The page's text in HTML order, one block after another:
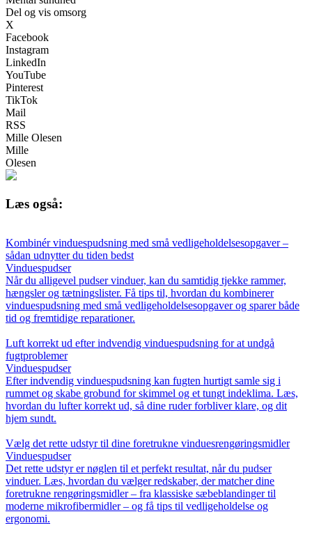
Del og vis omsorg
X
Facebook
Instagram
LinkedIn
YouTube
Pinterest
TikTok
Mail
RSS
Mille Olesen
Mille
Olesen
Læs også:
Kombinér vinduespudsning med små vedligeholdelsesopgaver –
sådan udnytter du tiden bedst
Vinduespudser
Når du alligevel pudser vinduer, kan du samtidig tjekke rammer,
hængsler og tætningslister. Få tips til, hvordan du kombinerer
vinduespudsning med små vedligeholdelsesopgaver og sparer både
tid og fremtidige reparationer.
Luft korrekt ud efter indvendig vinduespudsning for at undgå
fugtproblemer
Vinduespudser
Efter indvendig vinduespudsning kan fugten hurtigt samle sig i
rummet og skabe grobund for skimmel og et tungt indeklima. Læs,
hvordan du lufter korrekt ud, så dine ruder forbliver klare, og dit
hjem sundt.
Vælg det rette udstyr til dine foretrukne vinduesrengøringsmidler
Vinduespudser
Det rette udstyr er nøglen til et perfekt resultat, når du pudser
vinduer. Læs, hvordan du vælger redskaber, der matcher dine
foretrukne rengøringsmidler – fra klassiske sæbeblandinger til
moderne mikrofibermidler – og få tips til vedligeholdelse og
ergonomi.